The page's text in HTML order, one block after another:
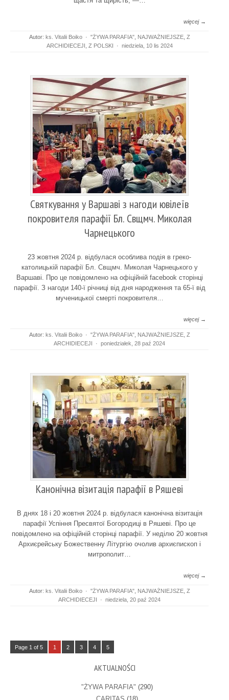
więcej →
Autor: ks. Vitalii Boiko · "ŻYWA PARAFIA", NAJWAŻNIEJSZE, Z
ARCHIDIECEJI Z POLSKI · niedziela, 10 lis 2024
Святкування у Варшаві з нагоди ювілеїв
покровителя парафії Бл. Свщмч. Миколая
Чарнецького
23 жовтня 2024 р. відбулася особлива подія в греко-
католицькій парафії Бл. Свщмч. Миколая Чарнецького у
Варшаві. Про це повідомлено на офіційній facebook сторінці
парафії. З нагоди 140-ї річниці від дня народження та 65-ї від
мученицької смерті покровителя…
więcej →
Autor: ks. Vitalii Boiko · "ŻYWA PARAFIA", NAJWAŻNIEJSZE, Z
ARCHIDIECEJI
· poniedziałek, 28 paź 2024
Канонічна візитація парафії в Ряшеві
В днях 18 і 20 жовтня 2024 р. відбулася канонічна візитація
парафії Успіння Пресвятої Богородиці в Ряшеві. Про це
повідомлено на офіційній сторінці парафії. У неділю 20 жовтня
Архиєрейську Божественну Літургію очолив архиєпископ і
митрополит…
więcej →
Autor: ks. Vitalii Boiko · "ŻYWA PARAFIA", NAJWAŻNIEJSZE, Z
ARCHIDIECEJI
· niedziela, 20 paź 2024
Page 1 of 5 1 2 3 4 5
AKTUALNOŚCI
"ŻYWA PARAFIA" (290)